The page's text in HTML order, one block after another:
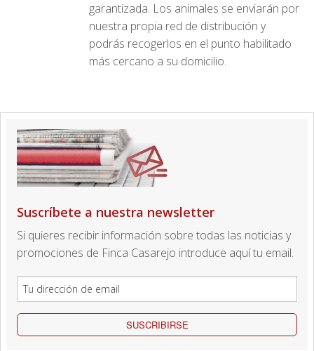
garantizada. Los animales se enviarán por
nuestra propia red de distribución y
podrás recogerlos en el punto habilitado
más cercano a su domicilio.
Suscríbete a nuestra newsletter
Si quieres recibir información sobre todas las noticias y
promociones de Finca Casarejo introduce aquí tu email.
SUSCRIBIRSE